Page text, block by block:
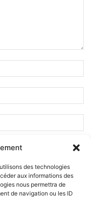
des technologies
aux informations des
nous permettra de
de navigation ou les ID